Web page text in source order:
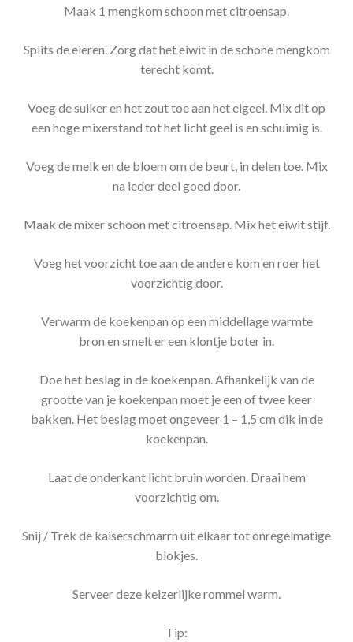
Maak 1 mengkom schoon met citroensap.
Splits de eieren. Zorg dat het eiwit in de schone mengkom
terecht komt.
Voeg de suiker en het zout toe aan het eigeel. Mix dit op
een hoge mixerstand tot het licht geel is en schuimig is.
Voeg de melk en de bloem om de beurt, in delen toe. Mix
na ieder deel goed door.
Maak de mixer schoon met citroensap. Mix het eiwit stijf.
Voeg het voorzicht toe aan de andere kom en roer het
voorzichtig door.
Verwarm de koekenpan op een middellage warmte
bron en smelt er een klontje boter in.
Doe het beslag in de koekenpan. Afhankelijk van de
grootte van je koekenpan moet je een of twee keer
bakken. Het beslag moet ongeveer 1 – 1,5 cm dik in de
koekenpan.
Laat de onderkant licht bruin worden. Draai hem
voorzichtig om.
Snij / Trek de kaiserschmarrn uit elkaar tot onregelmatige
blokjes.
Serveer deze keizerlijke rommel warm.
Tip: